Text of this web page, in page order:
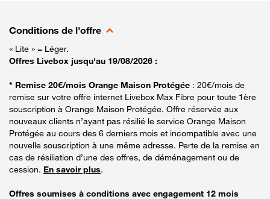
Conditions de l'offre
« Lite » = Léger.
Offres Livebox jusqu'au 19/08/2026 :
* Remise 20€/mois Orange Maison Protégée : 20€/mois de
remise sur votre offre internet Livebox Max Fibre pour toute 1ère
souscription à Orange Maison Protégée. Offre réservée aux
nouveaux clients n’ayant pas résilié le service Orange Maison
Protégée au cours des 6 derniers mois et incompatible avec une
nouvelle souscription à une même adresse. Perte de la remise en
cas de résiliation d’une des offres, de déménagement ou de
cession. En savoir plus.
Offres soumises à conditions avec engagement 12 mois